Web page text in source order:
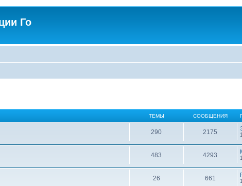
Го
ТЕМЫ СООБЩЕНИЯ
290 2175
483 4293
26 661